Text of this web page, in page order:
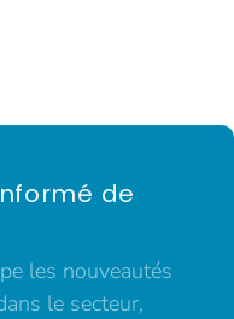
de
les nouveautés
le secteur,